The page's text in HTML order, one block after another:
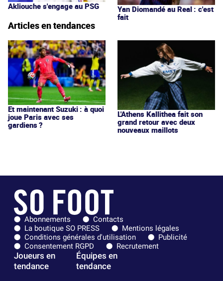
Akliouche s'engage au PSG
Yan Diomandé au Real : c'est
fait
Articles en tendances
Et maintenant Suzuki : à quoi
joue Paris avec ses
gardiens ?
L'Athens Kallithea fait son
grand retour avec deux
nouveaux maillots
Abonnements
Contacts
La boutique SO PRESS
Mentions légales
Conditions générales d'utilisation
Publicité
Consentement RGPD
Recrutement
Joueurs en
tendance
Équipes en
tendance